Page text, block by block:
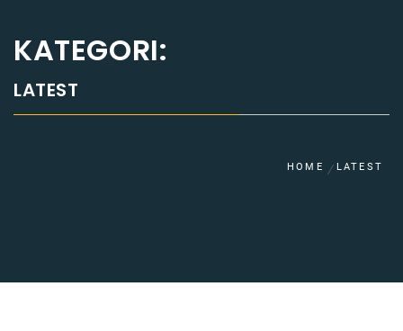
KATEGORI:
LATEST
HOME LATEST